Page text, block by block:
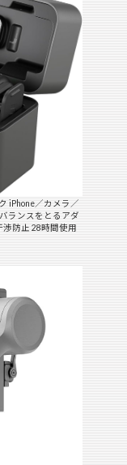
iPhone／カメラ／
ランスをとるアダ
防止 28時間使用